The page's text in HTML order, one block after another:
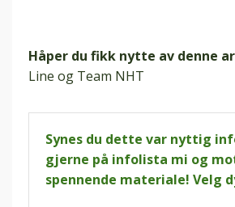
Håper du fikk nytte av denne
Line og Team NHT
Synes du dette var nyttig
gjerne på infolista mi og
spennende materiale! Velg